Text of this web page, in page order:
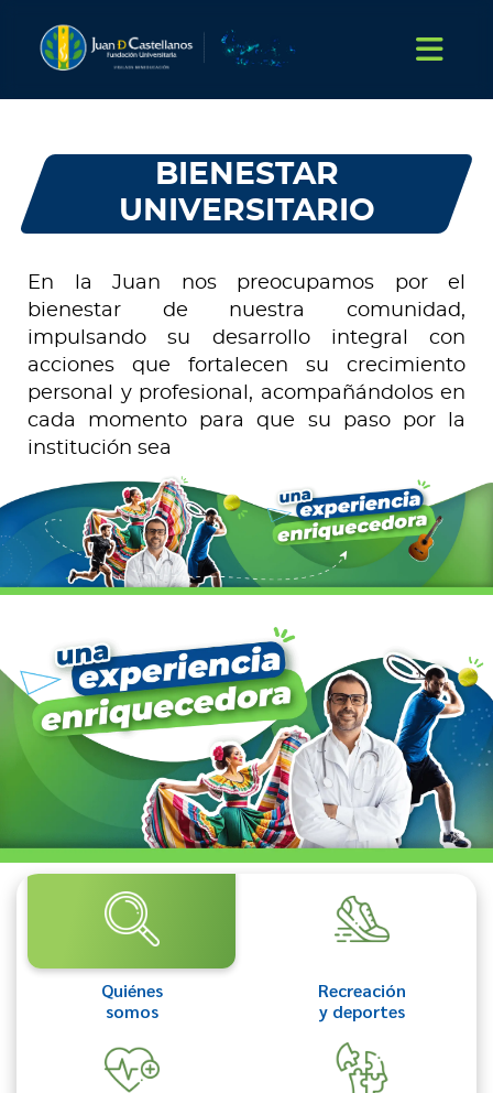
BIENESTAR
UNIVERSITARIO
En la Juan nos preocupamos por el
bienestar de nuestra comunidad,
impulsando su desarrollo integral con
acciones que fortalecen su crecimiento
personal y profesional, acompañándolos en
cada momento para que su paso por la
institución sea
Quiénes
somos
Recreación
y deportes